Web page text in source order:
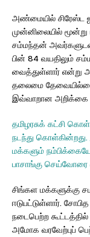
அண்மையில் சிரேஸ்ட
முன்னிலையில்
சம்மந்தன் அவர்களுடன்
பின் 84 வயதிலும்
வைத்துள்ளார் என்று
தலைமை தேவையில்லை
இவ்வாறான அறிக்கை
தமிழரசுக் கட்சி
நடந்து
மக்களும்
பாசாங்கு
சிங்கள மக்களுக்கு
ஈடுபட்டுள்ளார்.
நடைபெற்ற கூட்டத்தில்
அமோக வரவேற்புப்